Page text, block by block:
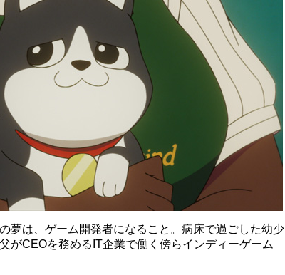
夢は、ゲーム開発者になること。病床で過ごした幼少
がCEOを務めるIT企業で働く傍らインディーゲーム